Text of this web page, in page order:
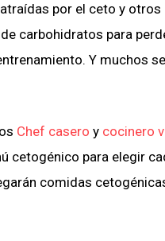
por el ceto y
carbohidratos para
Y muchos
Chef casero y cocinero
cetogénico para elegir
comidas